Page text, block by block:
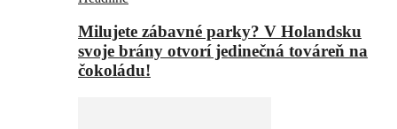
Milujete zábavné parky? V Holandsku
svoje brány otvorí jedinečná továreň na
čokoládu!